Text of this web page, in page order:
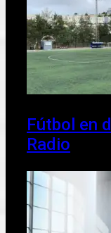
Fútbol en
Radio